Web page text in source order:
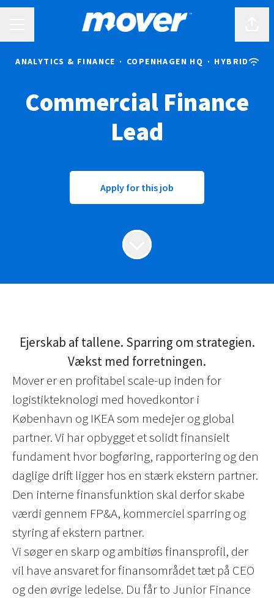
ANALYTICS & FINANCE · COPENHAGEN HQ · HYBRID
Commercial Finance
Lead
Apply for this job
Ejerskab af tallene. Sparring om strategien.
Vækst med forretningen.
Mover er en profitabel scale-up inden for
logistikteknologi med hovedkontor i
København og IKEA som medejer og global
partner. Vi har opbygget et solidt finansielt
fundament hvor bogføring, rapportering og den
daglige drift ligger hos en stærk ekstern partner.
Den interne finansfunktion skal derfor skabe
værdi gennem FP&A, kommerciel sparring og
styring af ekstern partner.
Vi søger en skarp og ambitiøs finansprofil, der
vil have ansvaret for finansområdet tæt på CEO
og den øvrige ledelse. Du får to Junior Finance